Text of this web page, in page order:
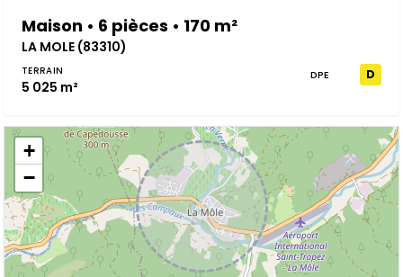
Maison • 6 pièces • 170 m²
LA MOLE (83310)
TERRAIN
5 025 m²
DPE D
+
−